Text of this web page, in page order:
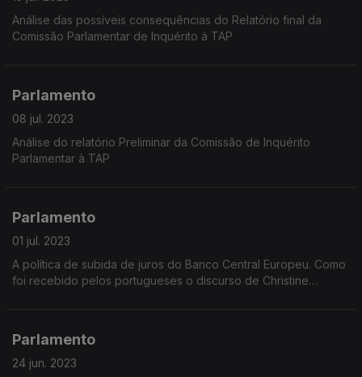
Análise das possíveis consequências do Relatório final da
Comissão Parlamentar de Inquérito à TAP
Parlamento
08 jul. 2023
Análise do relatório Preliminar da Comissão de Inquérito
Parlamentar à TAP
Parlamento
01 jul. 2023
A política de subida de juros do Banco Central Europeu. Como
foi recebido pelos portugueses o discurso de Christine
Parlamento
24 jun. 2023